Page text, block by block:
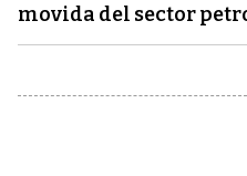
movida del sector